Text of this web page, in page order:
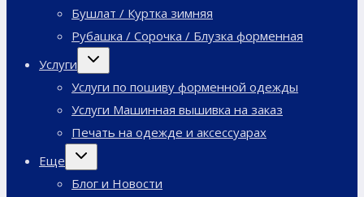
Бушлат / Куртка зимняя
Рубашка / Сорочка / Блузка форменная
Услуги
Переключить
Услуги по пошиву форменной одежды
Услуги Машинная вышивка на заказ
Печать на одежде и аксессуарах
Еще
Переключить
Блог и Новости